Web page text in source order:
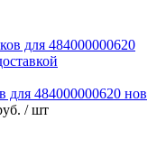
для 484000000620 нов
/ шт